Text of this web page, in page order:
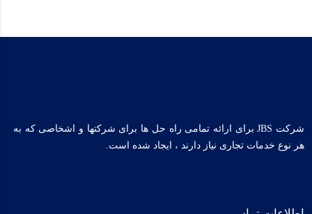
شرکت JBS برای ارائه تمامی راه حل ها برای شرکتها و اشخاصی که به
هر نوع خدمات تجاری نیاز دارند ، ایجاد شده است.